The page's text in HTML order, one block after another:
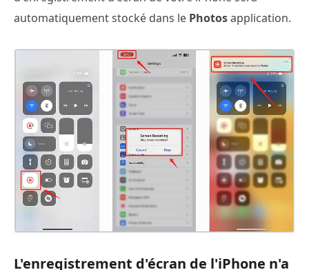
automatiquement stocké dans le Photosapplication.
L'enregistrement d'écran de l'iPhone n'a